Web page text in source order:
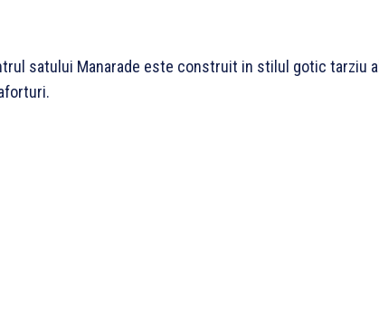
satului Manarade este construit in stilul gotic tarziu al